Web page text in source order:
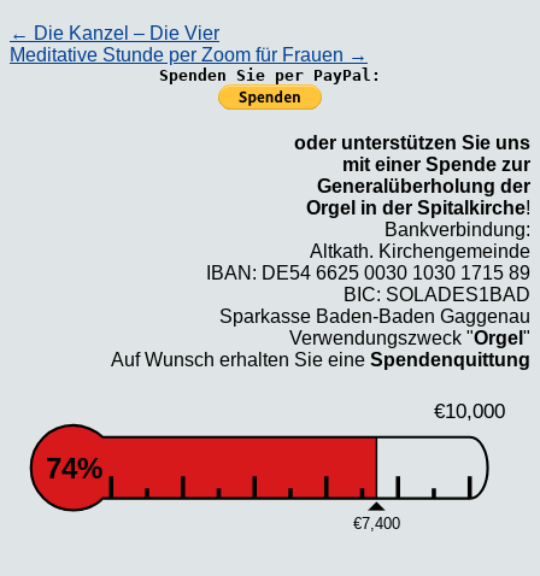
← Die Kanzel – Die Vier
Meditative Stunde per Zoom für Frauen →
Spenden Sie per PayPal:
oder unterstützen Sie uns
mit einer Spende zur
Generalüberholung der
Orgel in der Spitalkirche!
Bankverbindung:
Altkath. Kirchengemeinde
IBAN: DE54 6625 0030 1030 1715 89
BIC: SOLADES1BAD
Sparkasse Baden-Baden Gaggenau
Verwendungszweck "Orgel "
Auf Wunsch erhalten Sie eine Spendenquittung
€10,000
€7,400
74%